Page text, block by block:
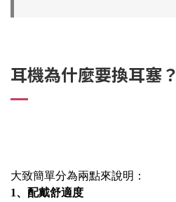
耳機為什麼要換耳塞？
大致簡單分為兩點來說明：
1、配戴舒適度